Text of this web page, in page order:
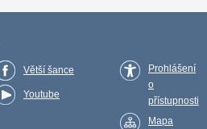
Větší šance
Youtube
Prohlášení
o
přístupnosti
Mapa